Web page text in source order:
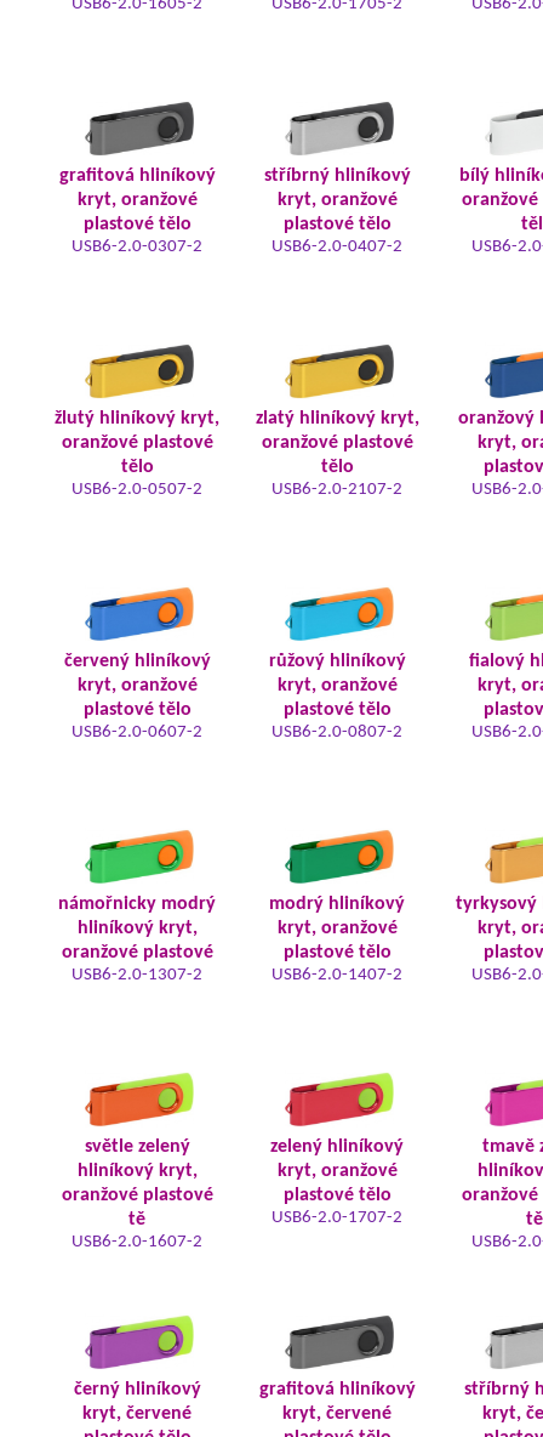
USB6-2.0-1605-2 USB6-2.0-1705-2 USB6-
grafitová hliníkový
kryt, oranžové
plastové tělo
USB6-2.0-0307-2
stříbrný hliníkový
kryt, oranžové
plastové tělo
USB6-2.0-0407-2
bílý
oranžové
USB6-
žlutý hliníkový kryt,
oranžové plastové
tělo
USB6-2.0-0507-2
zlatý hliníkový kryt,
oranžové plastové
tělo
USB6-2.0-2107-2
oranžový
kryt,
USB6-
červený hliníkový
kryt, oranžové
plastové tělo
USB6-2.0-0607-2
růžový hliníkový
kryt, oranžové
plastové tělo
USB6-2.0-0807-2
fialový
kryt,
USB6-
námořnicky modrý
hliníkový kryt,
oranžové plastové
USB6-2.0-1307-2
modrý hliníkový
kryt, oranžové
plastové tělo
USB6-2.0-1407-2
tyrkysový
kryt,
USB6-
světle zelený
hliníkový kryt,
oranžové plastové
tě
USB6-2.0-1607-2
zelený hliníkový
kryt, oranžové
plastové tělo
USB6-2.0-1707-2
tmavě
oranžové
USB6-
černý hliníkový
kryt, červené
grafitová hliníkový
kryt, červené
stříbrný
kryt,